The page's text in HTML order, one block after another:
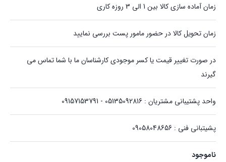
زمان آماده سازی کالا بین 1 الی 3 روزه کاری
زمان تحویل کالا در حضور مامور پست بررسی نمایید
در صورت تغییر قیمت یا کسر موجودی کارشناسان ما با شما تماس می
گیرند
واحد پشتیبانی مشتریان : 05135092816 - 09157153791
پشیتبانی فنی : 09058048656
ناموجود